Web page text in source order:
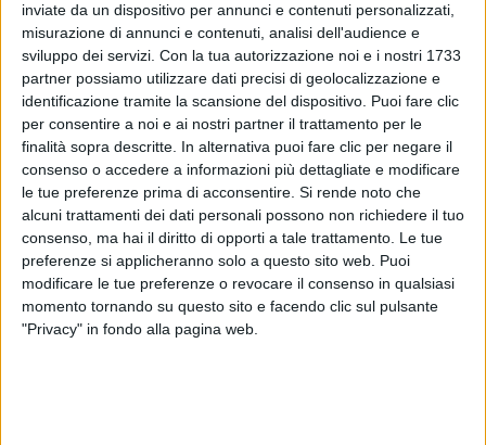
inviate da un dispositivo per annunci e contenuti personalizzati,
misurazione di annunci e contenuti, analisi dell'audience e
sviluppo dei servizi. Con la tua autorizzazione noi e i nostri 1733
partner possiamo utilizzare dati precisi di geolocalizzazione e
identificazione tramite la scansione del dispositivo. Puoi fare clic
per consentire a noi e ai nostri partner il trattamento per le
finalità sopra descritte. In alternativa puoi fare clic per negare il
consenso o accedere a informazioni più dettagliate e modificare
le tue preferenze prima di acconsentire. Si rende noto che
alcuni trattamenti dei dati personali possono non richiedere il tuo
consenso, ma hai il diritto di opporti a tale trattamento. Le tue
preferenze si applicheranno solo a questo sito web. Puoi
modificare le tue preferenze o revocare il consenso in qualsiasi
momento tornando su questo sito e facendo clic sul pulsante
"Privacy" in fondo alla pagina web.
affascina tantissimo. Sapete tutti che è la frase che
insegnano ai programmatori. Poi ha dentro di sé
tutto: ‘hello’ cioè ‘ciao’ inteso come azione e ‘world’,
cioè la platea. In due semplici parole, ci sono attività
e passività, il soggetto e l’oggetto. Ci ha affascinato
tanto”.